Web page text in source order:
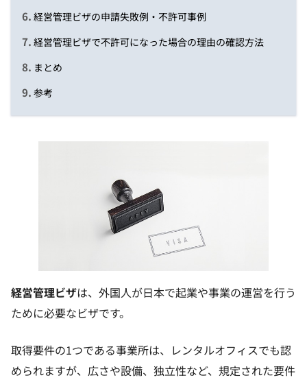
経営管理ビザの申請失敗例・不許可事例
経営管理ビザで不許可になった場合の理由の確認方法
まとめ
参考
経営管理ビザは、外国人が日本で起業や事業の運営を行う
ために必要なビザです。
取得要件の1つである事業所は、レンタルオフィスでも認
められますが、広さや設備、独立性など、規定された要件